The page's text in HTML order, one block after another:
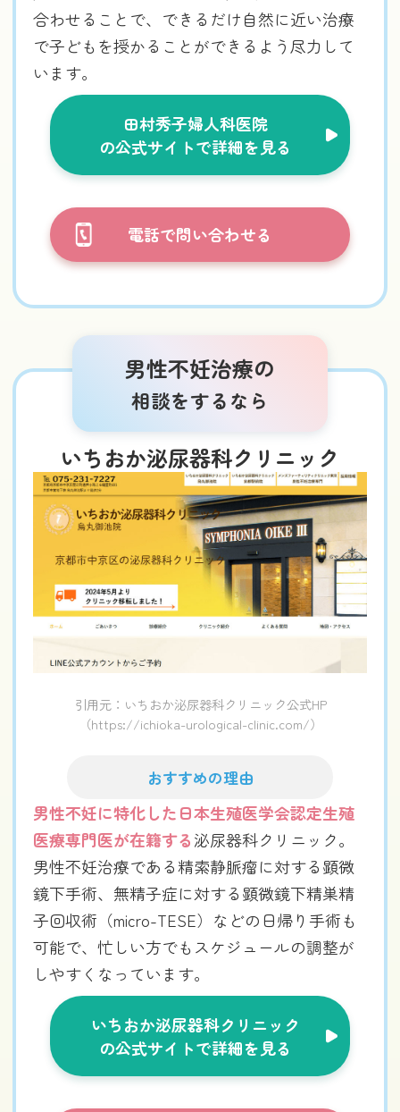
合わせることで、できるだけ自然に近い治療
で子どもを授かることができるよう尽力して
います。
田村秀子婦人科医院
の公式サイトで詳細を見る
電話で問い合わせる
男性不妊治療の
相談をするなら
いちおか泌尿器科クリニック
引用元：いちおか泌尿器科クリニック公式HP
（https://ichioka-urological-clinic.com/）
おすすめの理由
男性不妊に特化した日本生殖医学会認定生殖
医療専門医が在籍する泌尿器科クリニック。
男性不妊治療である精索静脈瘤に対する顕微
鏡下手術、無精子症に対する顕微鏡下精巣精
子回収術（micro-TESE）などの日帰り手術も
可能で、忙しい方でもスケジュールの調整が
しやすくなっています。
いちおか泌尿器科クリニック
の公式サイトで詳細を見る